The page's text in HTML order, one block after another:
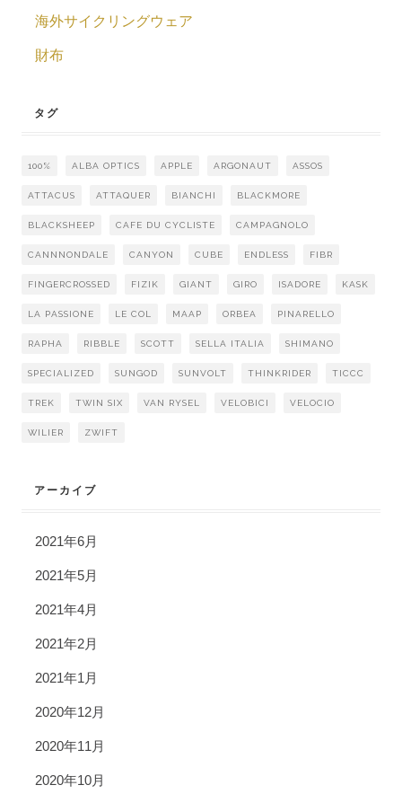
海外サイクリングウェア
財布
タグ
100% ALBA OPTICS APPLE ARGONAUT ASSOS
ATTACUS ATTAQUER BIANCHI BLACKMORE
BLACKSHEEP CAFE DU CYCLISTE CAMPAGNOLO
CANNNONDALE CANYON CUBE ENDLESS FIBR
FINGERCROSSED FIZIK GIANT GIRO ISADORE KASK
LA PASSIONE LE COL MAAP ORBEA PINARELLO
RAPHA RIBBLE SCOTT SELLA ITALIA SHIMANO
SPECIALIZED SUNGOD SUNVOLT THINKRIDER TICCC
TREK TWIN SIX VAN RYSEL VELOBICI VELOCIO
WILIER ZWIFT
アーカイブ
2021年6月
2021年5月
2021年4月
2021年2月
2021年1月
2020年12月
2020年11月
2020年10月